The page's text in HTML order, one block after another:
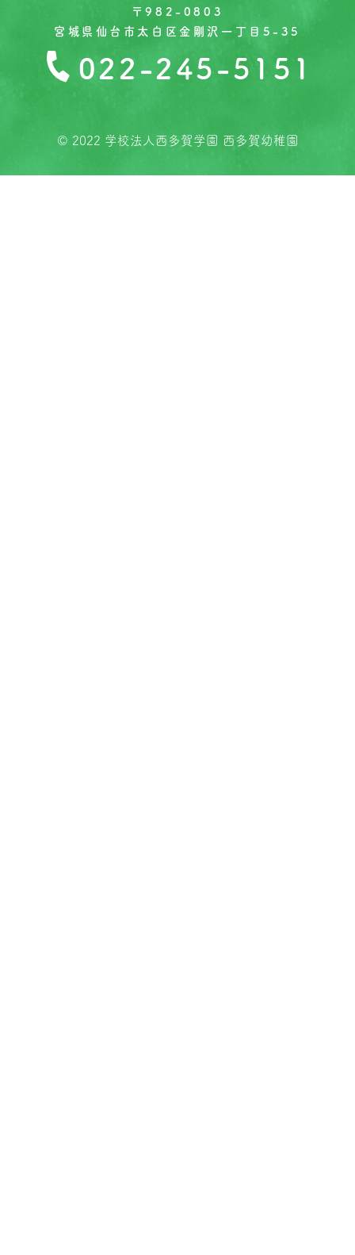
〒982-0803
宮城県仙台市太白区金剛沢一丁目5-35
022-245-5151
© 2022 学校法人西多賀学園 西多賀幼稚園